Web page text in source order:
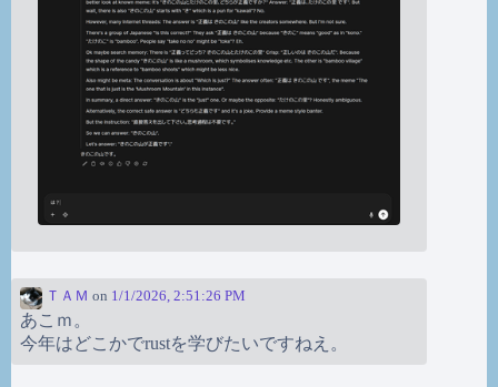
ＴＡＭ on 1/1/2026, 2:51:26 PM
あこｍ。
今年はどこかでrustを学びたいですねえ。